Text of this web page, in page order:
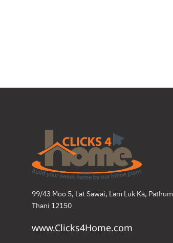
99/43 Moo 5, Lat Sawai, Lam Luk Ka, Pathum
Thani 12150
www.Clicks4Home.com